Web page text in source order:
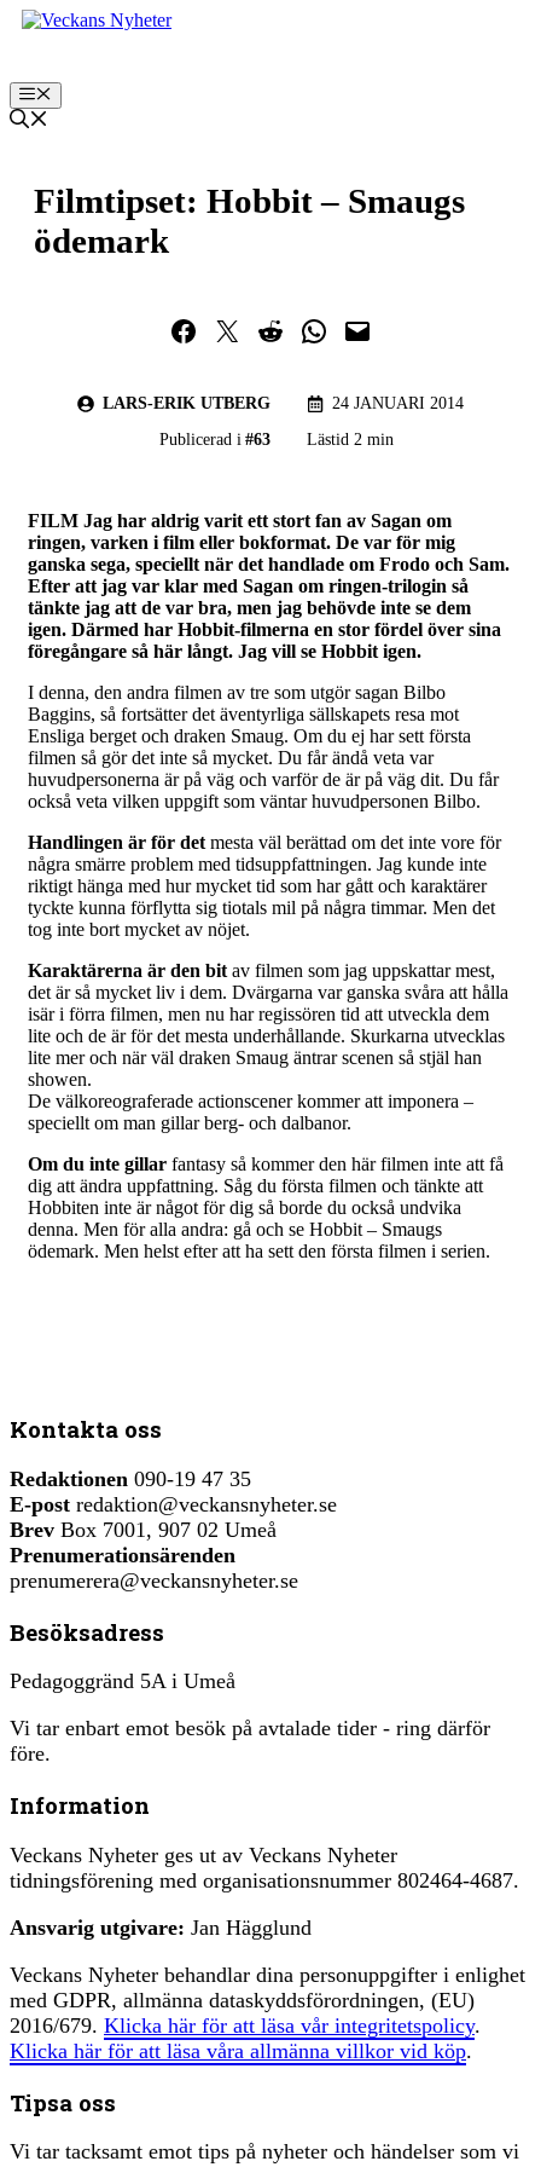
Hoppa
Meny
Filmtipset: Hobbit – Smaugs
ödemark
Dela på Facebook
Dela på TwitterDela på RedditDela i WhatsApp
Maila en länk
LARS-ERIK UTBERG
24 JANUARI 2014
Publicerad i #63 Lästid 2 min
FILM Jag har aldrig varit ett stort fan av Sagan om
ringen, varken i film eller bokformat. De var för mig
ganska sega, speciellt när det handlade om Frodo och Sam.
Efter att jag var klar med Sagan om ringen-trilogin så
tänkte jag att de var bra, men jag behövde inte se dem
igen. Därmed har Hobbit-filmerna en stor fördel över sina
föregångare så här långt. Jag vill se Hobbit igen.
I denna, den andra filmen av tre som utgör sagan Bilbo
Baggins, så fortsätter det äventyrliga sällskapets resa mot
Ensliga berget och draken Smaug. Om du ej har sett första
filmen så gör det inte så mycket. Du får ändå veta var
huvudpersonerna är på väg och varför de är på väg dit. Du får
också veta vilken uppgift som väntar huvudpersonen Bilbo.
Handlingen är för det mesta väl berättad om det inte vore för
några smärre problem med tidsuppfattningen. Jag kunde inte
riktigt hänga med hur mycket tid som har gått och karaktärer
tyckte kunna förflytta sig tiotals mil på några timmar. Men det
tog inte bort mycket av nöjet.
Karaktärerna är den bit av filmen som jag uppskattar mest,
det är så mycket liv i dem. Dvärgarna var ganska svåra att hålla
isär i förra filmen, men nu har regissören tid att utveckla dem
lite och de är för det mesta underhållande. Skurkarna utvecklas
lite mer och när väl draken Smaug äntrar scenen så stjäl han
showen.
De välkoreograferade actionscener kommer att imponera –
speciellt om man gillar berg- och dalbanor.
Om du inte gillar fantasy så kommer den här filmen inte att få
dig att ändra uppfattning. Såg du första filmen och tänkte att
Hobbiten inte är något för dig så borde du också undvika
denna. Men för alla andra: gå och se Hobbit – Smaugs
ödemark. Men helst efter att ha sett den första filmen i serien.
Kontakta oss
Redaktionen 090-19 47 35
E-post redaktion@veckansnyheter.se
Brev Box 7001, 907 02 Umeå
Prenumerationsärenden
prenumerera@veckansnyheter.se
Besöksadress
Pedagoggränd 5A i Umeå
Vi tar enbart emot besök på avtalade tider - ring därför
före.
Information
Veckans Nyheter ges ut av Veckans Nyheter
tidningsförening med organisationsnummer 802464-4687.
Ansvarig utgivare: Jan Hägglund
Veckans Nyheter behandlar dina personuppgifter i enlighet
med GDPR, allmänna dataskyddsförordningen, (EU)
2016/679. Klicka här för att läsa vår integritetspolicy.
Klicka här för att läsa våra allmänna villkor vid köp.
Tipsa oss
Vi tar tacksamt emot tips på nyheter och händelser som vi